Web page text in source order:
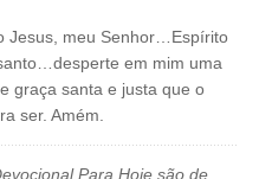
Jesus, meu Senhor…Espírito
em mim uma
graça santa e justa que o
ser. Amém.
Para Hoje são de